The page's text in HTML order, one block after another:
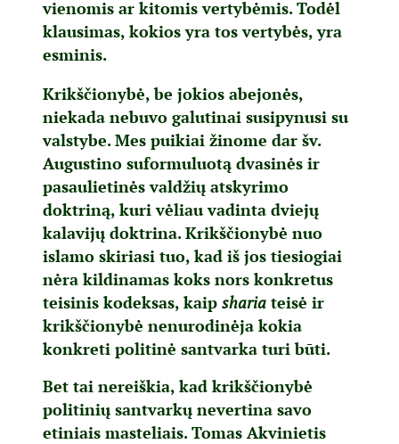
vienomis ar kitomis vertybėmis. Todėl
klausimas, kokios yra tos vertybės, yra
esminis.
Krikščionybė, be jokios abejonės,
niekada nebuvo galutinai susipynusi su
valstybe. Mes puikiai žinome dar šv.
Augustino suformuluotą dvasinės ir
pasaulietinės valdžių atskyrimo
doktriną, kuri vėliau vadinta dviejų
kalavijų doktrina. Krikščionybė nuo
islamo skiriasi tuo, kad iš jos tiesiogiai
nėra kildinamas koks nors konkretus
teisinis kodeksas, kaip sharia teisė ir
krikščionybė nenurodinėja kokia
konkreti politinė santvarka turi būti.
Bet tai nereiškia, kad krikščionybė
politinių santvarkų nevertina savo
etiniais masteliais. Tomas Akvinietis